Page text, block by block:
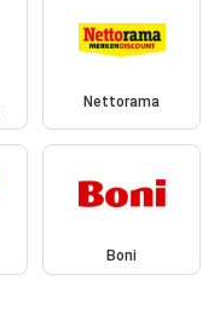
Nettorama
Boni